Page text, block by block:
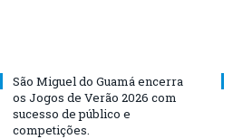
São Miguel do Guamá encerra
os Jogos de Verão 2026 com
sucesso de público e
competições.